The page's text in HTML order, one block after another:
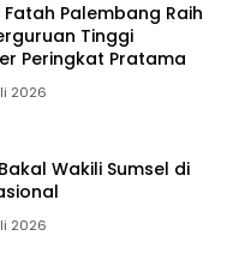
Fatah Palembang Raih
Tinggi
Peringkat Pratama
2026
Wakili Sumsel di
2026